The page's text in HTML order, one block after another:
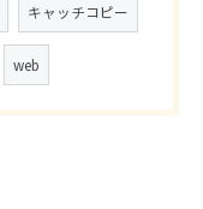
キャッチコピー
web